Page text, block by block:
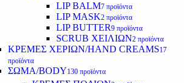
LIP BALM7 προϊόντα
LIP MASK2 προϊόντα
LIP BUTTER9 προϊόντα
SCRUB ΧΕΙΛΙΩΝ2 προϊόντα
ΚΡΕΜΕΣ ΧΕΡΙΩΝ/HAND CREAMS17
προϊόντα
ΣΩΜΑ/BODY130 προϊόντα